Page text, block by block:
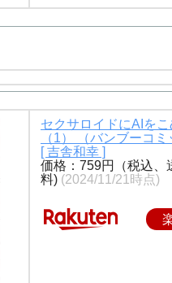
黒騎士と呼
セクサロイドにAIを
（1） （バンブーコ
[ 吉舎和幸 ]
価格：759円（税込、
料) (2024/11/21時点)